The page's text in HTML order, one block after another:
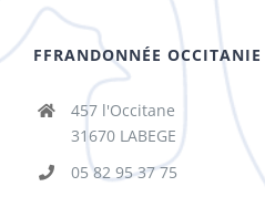
FFRANDONNÉE OCCITANIE
457 l'Occitane
31670 LABEGE
05 82 95 37 75